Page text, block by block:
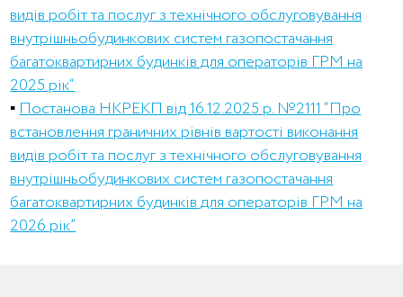
видів робіт та послуг з технічного обслуговування
внутрішньобудинкових систем газопостачання
багатоквартирних будинків для операторів ГРМ на
2025 рік“
▪️Постанова НКРЕКП від 16.12.2025 р. №2111 “Про
встановлення граничних рівнів вартості виконання
видів робіт та послуг з технічного обслуговування
внутрішньобудинкових систем газопостачання
багатоквартирних будинків для операторів ГРМ на
2026 рік”